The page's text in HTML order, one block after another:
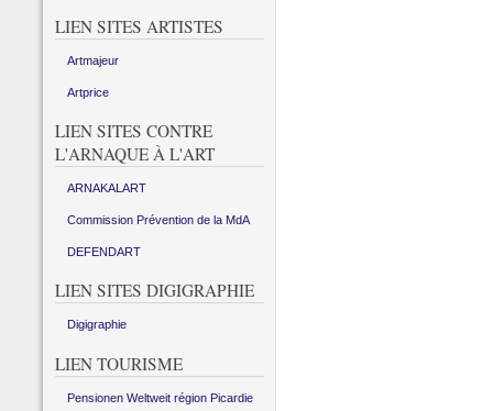
LIEN SITES ARTISTES
Artmajeur
Artprice
LIEN SITES CONTRE
L'ARNAQUE À L'ART
ARNAKALART
Commission Prévention de la MdA
DEFENDART
LIEN SITES DIGIGRAPHIE
Digigraphie
LIEN TOURISME
Pensionen Weltweit région Picardie